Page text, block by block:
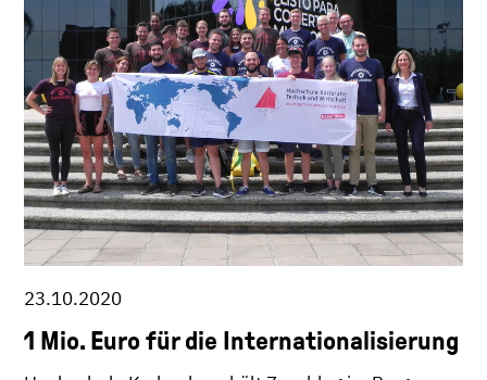
23.10.2020
1 Mio. Euro für die Internationalisierung